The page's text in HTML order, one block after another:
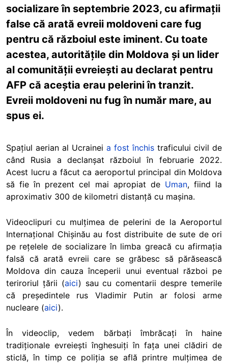
socializare în septembrie 2023, cu afirmații
false că arată evreii moldoveni care fug
pentru că războiul este iminent. Cu toate
acestea, autoritățile din Moldova și un lider
al comunității evreiești au declarat pentru
AFP că aceștia erau pelerini în tranzit.
Evreii moldoveni nu fug în număr mare, au
spus ei.
Spațiul aerian al Ucrainei a fost închis traficului civil de
când Rusia a declanșat războiul în februarie 2022.
Acest lucru a făcut ca aeroportul principal din Moldova
să fie în prezent cel mai apropiat de Uman, fiind la
aproximativ 300 de kilometri distanță cu mașina.
Videoclipuri cu mulțimea de pelerini de la Aeroportul
Internațional Chișinău au fost distribuite de sute de ori
pe rețelele de socializare în limba greacă cu afirmația
falsă că arată evreii care se grăbesc să părăsească
Moldova din cauza începerii unui eventual război pe
teriroriul țării (aici) sau cu comentarii despre temerile
că președintele rus Vladimir Putin ar folosi arme
nucleare (aici).
În videoclip, vedem bărbați îmbrăcați în haine
tradiționale evreiești înghesuiți în fața unei clădiri de
sticlă, în timp ce poliția se află printre mulțimea de